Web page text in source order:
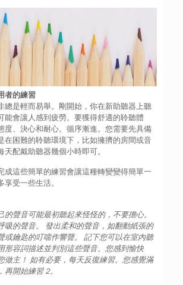
者的練習
總是輕而易舉。剛開始，你在新助聽器上聽
能會讓人感到疲勞。要獲得舒適的聆聽體
度、決心和耐心。循序漸進。您需要先具備
在困難的聆聽環境下，比如擁擠的房間或音
天配戴助聽器幾個小時即可。
成這些簡單的練習會讓這種轉變變得簡單一
受一些生活。
的聲音可能最初聽起來怪怪的，不要擔心。
吸的聲音。 發出柔和的聲音，如翻動紙張的
或鑰匙的叮噹作響聲。 記下您可以在室內聽
形容詞描述並判別這些聲音。您感到愉快
做主！ 如有必要，每天反復練習。您感覺滿
開始練習 2。